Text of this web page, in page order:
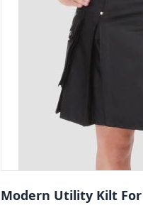
Modern Utility Kilt